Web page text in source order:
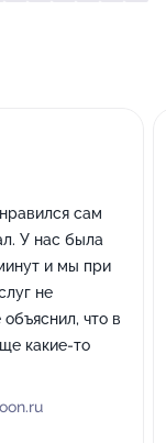
сам
У нас была
и мы при
не
что в
какие-то